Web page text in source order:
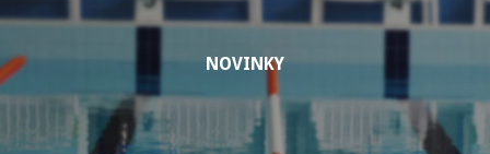
NOVINKY